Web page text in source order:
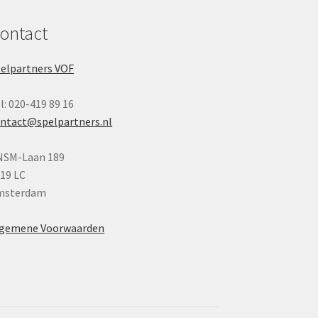
VOF
020-419 89 16
Laan 189
LC
Voorwaarden